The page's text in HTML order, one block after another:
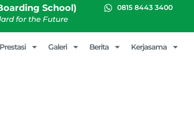
School)
for the Future
0815 8443 3400
Prestasi Galeri Berita Kerjasama